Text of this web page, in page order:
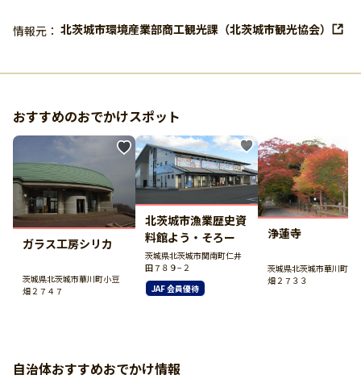
情報元： 北茨城市環境産業部商工観光課（北茨城市観光協会）
おすすめのおでかけスポット
ガラス工房シリカ
茨城県北茨城市華川町小豆
畑２７４７
北茨城市漁業歴史資
料館よう・そろー
茨城県北茨城市関南町仁井
田７８９−２
JAF 会員優待
浄蓮寺
茨城県北茨城市華川町小
畑２７３３
自治体おすすめおでかけ情報